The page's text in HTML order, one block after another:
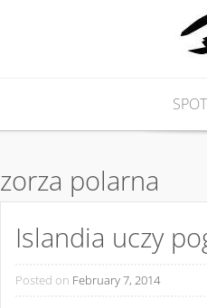
zorza polarna
Islandia uczy
Posted on February 7, 2014